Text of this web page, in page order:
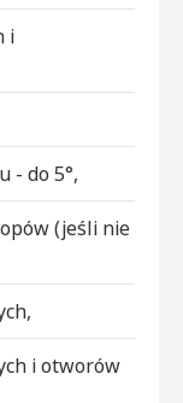
i
- do 5°,
(jeśli nie
i otworów